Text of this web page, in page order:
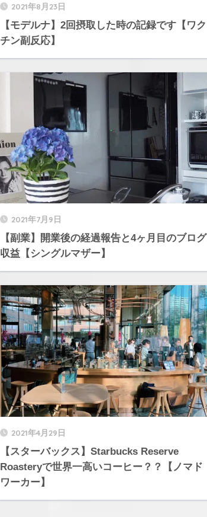
2021年8月23日
【モデルナ】2回摂取した時の記録です【ワク
チン副反応】
2021年7月9日
【副業】開業後の経過報告と4ヶ月目のブログ
収益【シングルマザー】
2021年4月29日
【スターバックス】Starbucks Reserve
Roasteryで世界一高いコーヒー？？【ノマド
ワーカー】